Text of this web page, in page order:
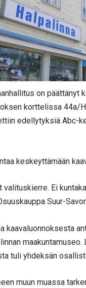
on
korttelissa 44a/
edellytyksiä Abc-
keskeyttämään
Ei
Suur-
kaavaluonnoksesta
tuli yhdeksän
muun muassa